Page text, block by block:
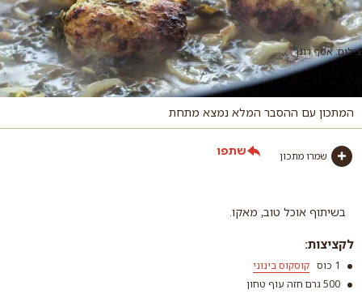
צילום: אסף רונן
המתכון עם ההסבר המלא נמצא מתחת
שמרו מתכון שתפו
בשיתוף אוכל טוב, מאקו.
לקציצות:
1 כוס קוסקוס בינוני
500 גרם חזה עוף טחון